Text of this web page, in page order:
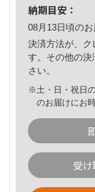
納期目安：
08月13日頃のお
決済方法が、ク
す。その他の決
さい。
※土・日・祝日
のお届けにお
受